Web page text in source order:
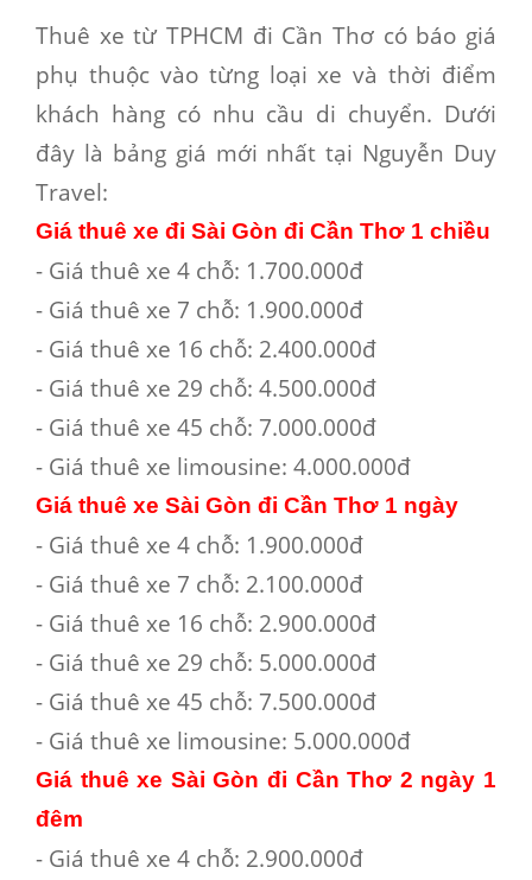
Thuê xe từ TPHCM đi Cần Thơ có báo giá
phụ thuộc vào từng loại xe và thời điểm
khách hàng có nhu cầu di chuyển. Dưới
đây là bảng giá mới nhất tại Nguyễn Duy
Travel:
Giá thuê xe đi Sài Gòn đi Cần Thơ 1 chiều
- Giá thuê xe 4 chỗ: 1.700.000đ
- Giá thuê xe 7 chỗ: 1.900.000đ
- Giá thuê xe 16 chỗ: 2.400.000đ
- Giá thuê xe 29 chỗ: 4.500.000đ
- Giá thuê xe 45 chỗ: 7.000.000đ
- Giá thuê xe limousine: 4.000.000đ
Giá thuê xe Sài Gòn đi Cần Thơ 1 ngày
- Giá thuê xe 4 chỗ: 1.900.000đ
- Giá thuê xe 7 chỗ: 2.100.000đ
- Giá thuê xe 16 chỗ: 2.900.000đ
- Giá thuê xe 29 chỗ: 5.000.000đ
- Giá thuê xe 45 chỗ: 7.500.000đ
- Giá thuê xe limousine: 5.000.000đ
Giá thuê xe Sài Gòn đi Cần Thơ 2 ngày 1
đêm
- Giá thuê xe 4 chỗ: 2.900.000đ